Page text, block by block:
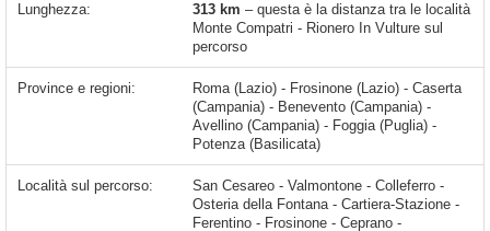
Lunghezza: 313 km – questa è la distanza tra le località
Monte Compatri - Rionero In Vulture sul
percorso
Province e regioni:
Roma (Lazio) - Frosinone (Lazio) - Caserta
(Campania) - Benevento (Campania) -
Avellino (Campania) - Foggia (Puglia) -
Potenza (Basilicata)
Località sul percorso: San Cesareo - Valmontone - Colleferro - Osteria della Fontana - Cartiera-Stazione - Ferentino - Frosinone - Ceprano - Castrocielo - Pontecorvo - Aquino - Pignataro Interamna - Cassino - San Cesario - San Vittore del Lazio - Marzanello - Montano - Santa Lucia - Baia - Baia E Latina - San Giorgio - Alvignano - Campagni - San Salvatore Telesino - San Tommaso - Telese - Sant'Aniello - Castelvenere - Federi - Solopaca - Santo Stefano - Chiesa dei Pagani - Santa Maria La Strada - San Pietro - Fragneta - Scauzone - Collepiano -